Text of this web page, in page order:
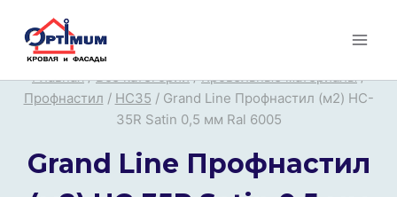
Перейти
Главная / Все категории / Кровельные материалы /
Профнастил / НС35 / Grand Line Профнастил (м2) HC-
35R Satin 0,5 мм Ral 6005
Grand Line Профнастил